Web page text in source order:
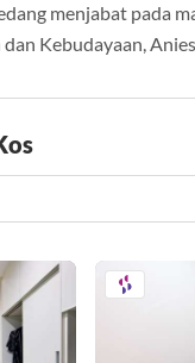
menjabat pada
Kebudayaan,